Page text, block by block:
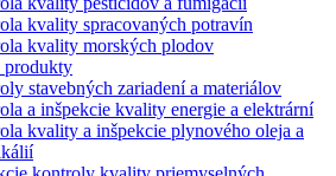
kvality spracovaných potravín
kvality morských plodov
produkty
stavebných zariadení a materiálov
a inšpekcie kvality energie a elektrární
kvality a inšpekcie plynového oleja a